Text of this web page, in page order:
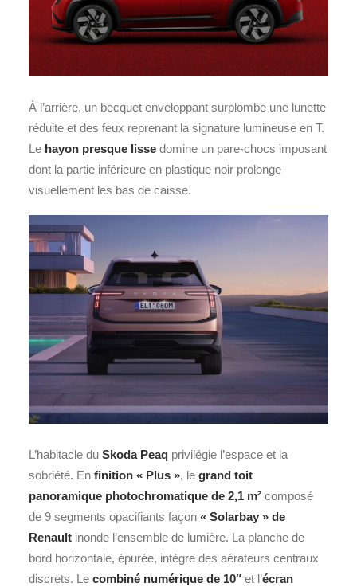
À l’arrière, un becquet enveloppant surplombe une lunette
réduite et des feux reprenant la signature lumineuse en T.
Le hayon presque lisse domine un pare‑chocs imposant
dont la partie inférieure en plastique noir prolonge
visuellement les bas de caisse.
L’habitacle du Skoda Peaq privilégie l’espace et la
sobriété. En finition « Plus », le grand toit
panoramique photochromatique de 2,1 m² composé
de 9 segments opacifiants façon « Solarbay » de
Renault inonde l’ensemble de lumière. La planche de
bord horizontale, épurée, intègre des aérateurs centraux
discrets. Le combiné numérique de 10″ et l’écran